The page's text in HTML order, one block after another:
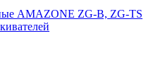
AMAZONE ZG-B, ZG-TS